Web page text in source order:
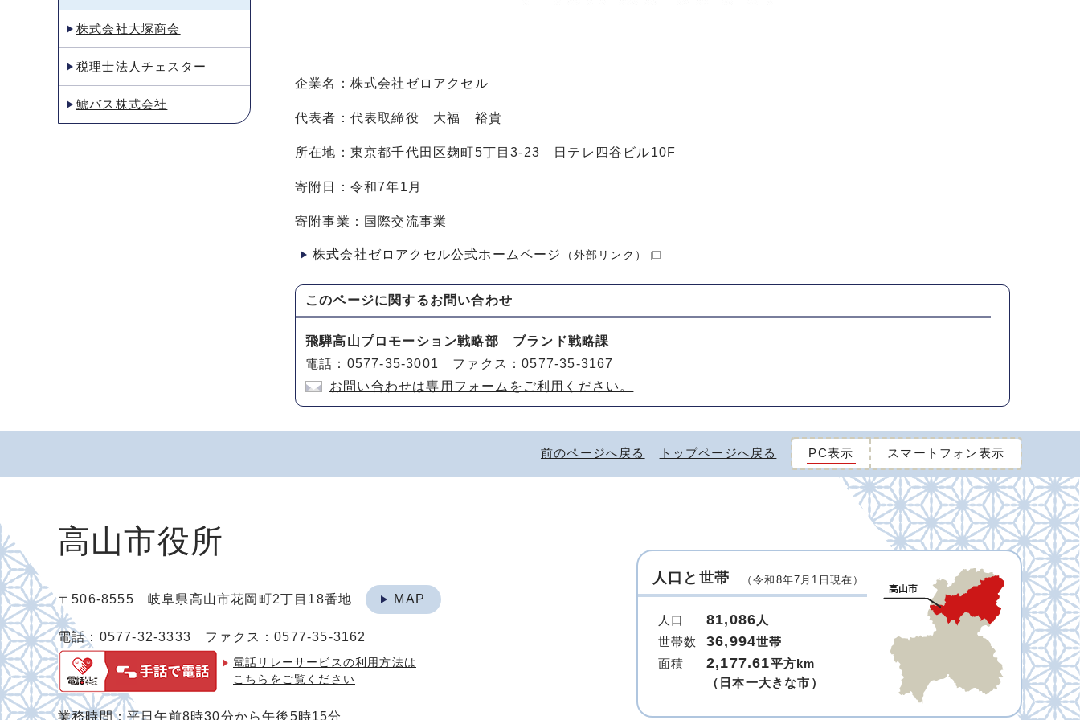
企業名：株式会社ゼロアクセル
代表者：代表取締役 大福 裕貴
所在地：東京都千代田区麹町5丁目3-23 日テレ四谷ビル10F
寄附日：令和7年1月
寄附事業：国際交流事業
株式会社ゼロアクセル公式ホームページ （外部リンク）
このページに関するお問い合わせ
飛騨高山プロモーション戦略部 ブランド戦略課
電話：0577-35-3001 ファクス：0577-35-3167
お問い合わせは専用フォームをご利用ください。
株式会社大塚商会
税理士法人チェスター
鯱バス株式会社
前のページへ戻る トップページへ戻る PC表示 スマートフォン表示
高山市役所
〒506-8555 岐阜県高山市花岡町2丁目18番地 MAP
電話：0577-32-3333 ファクス：0577-35-3162
電話リレーサービスの利用方法は
こちらをご覧ください
業務時間：平日午前8時30分から午後5時15分
人口と世帯 （令和8年7月1日現在）
人口 81,086 人
世帯数
36,994世帯
面積
2,177.61平方km
（日本一大きな市）